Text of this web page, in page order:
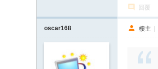
回覆
oscar168 樓主 |